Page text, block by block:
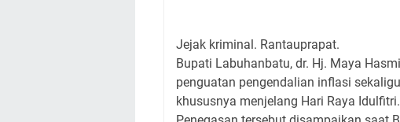
Jejak kriminal. Rantauprapat.
Bupati Labuhanbatu, dr. Hj. Maya
penguatan pengendalian inflasi
khususnya menjelang Hari Raya Idulfitri.